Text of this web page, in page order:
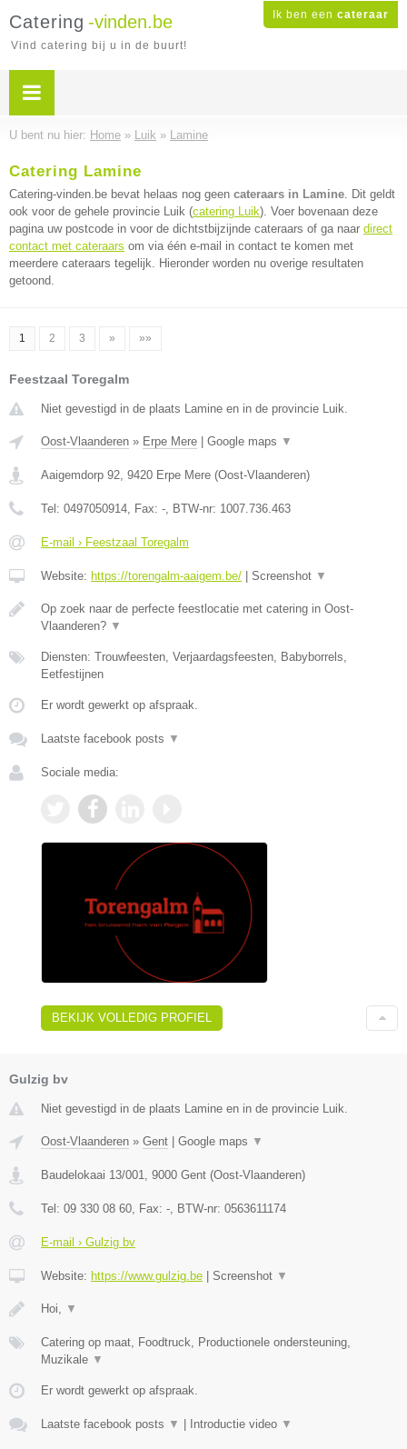
Ik ben een cateraar
Catering -vinden.be
Vind catering bij u in de buurt!
U bent nu hier: Home » Luik » Lamine
Catering Lamine
Catering-vinden.be bevat helaas nog geen cateraars in Lamine. Dit geldt
ook voor de gehele provincie Luik (catering Luik). Voer bovenaan deze
pagina uw postcode in voor de dichtstbijzijnde cateraars of ga naar direct
contact met cateraars om via één e-mail in contact te komen met
meerdere cateraars tegelijk. Hieronder worden nu overige resultaten
getoond.
1 2 3 » »»
Feestzaal Toregalm
Niet gevestigd in de plaats Lamine en in de provincie Luik.
Oost-Vlaanderen » Erpe Mere Google maps ▼
Aaigemdorp 92, 9420 Erpe Mere (Oost-Vlaanderen)
Tel: 0497050914, Fax: -, BTW-nr: 1007.736.463
E-mail › Feestzaal Toregalm
Website: https://torengalm-aaigem.be/ Screenshot ▼
Op zoek naar de perfecte feestlocatie met catering in Oost-
Vlaanderen? ▼
Diensten: Trouwfeesten, Verjaardagsfeesten, Babyborrels,
Eetfestijnen
Er wordt gewerkt op afspraak.
Laatste facebook posts ▼
Sociale media:
BEKIJK VOLLEDIG PROFIEL
Gulzig bv
Niet gevestigd in de plaats Lamine en in de provincie Luik.
Oost-Vlaanderen » Gent Google maps ▼
Baudelokaai 13/001 9000 Gent (Oost-Vlaanderen)
Tel: 09 330 08 60 , Fax: - , BTW-nr: 0563611174
E-mail › Gulzig bv
Website: https://www.gulzig.be Screenshot ▼
Hoi, ▼
Catering op maat, Foodtruck, Productionele ondersteuning,
Muzikale ▼
Er wordt gewerkt op afspraak.
Laatste facebook posts ▼ Introductie video ▼